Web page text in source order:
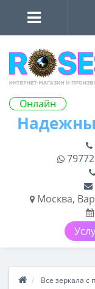
Онлайн
Москва,
Все зеркала с